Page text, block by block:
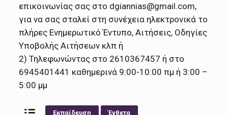
επικοινωνίας σας στο dgiannias@gmail.com,
για να σας σταλεί στη συνέχεια ηλεκτρονικά το
πλήρες Ενημερωτικό Έντυπο, Αιτήσεις, Οδηγίες
Υποβολής Αιτήσεων κλπ ή
2) Τηλεφωνώντας στο 2610367457 ή στο
6945401441 καθημερινά 9:00-10:00 πμ ή 3:00 –
5:00 μμ
Εκπαίδευση Ένθετα